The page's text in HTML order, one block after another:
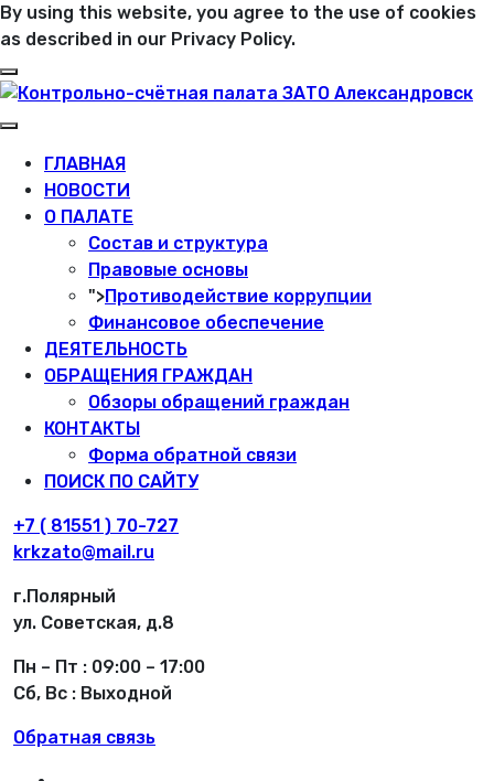
By using this website, you agree to the use of cookies
as described in our Privacy Policy.
ГЛАВНАЯ
НОВОСТИ
О ПАЛАТЕ
Состав и структура
Правовые основы
">Противодействие коррупции
Финансовое обеспечение
ДЕЯТЕЛЬНОСТЬ
ОБРАЩЕНИЯ ГРАЖДАН
Обзоры обращений граждан
КОНТАКТЫ
Форма обратной связи
ПОИСК ПО САЙТУ
+7 ( 81551 ) 70-727
krkzato@mail.ru
г.Полярный
ул. Советская, д.8
Пн – Пт : 09:00 – 17:00
Сб, Вс : Выходной
Обратная связь